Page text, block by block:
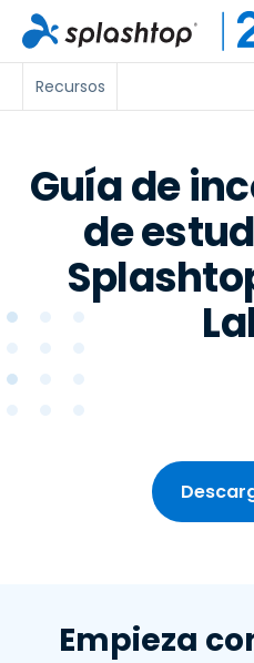
Recursos
Guía de
de
Empieza